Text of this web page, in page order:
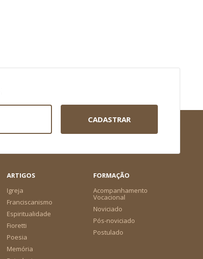
CADASTRAR
ARTIGOS
Igreja
Franciscanismo
Espiritualidade
Fioretti
Poesia
Memória
FORMAÇÃO
Acompanhamento
Vocacional
Noviciado
Pós-noviciado
Postulado